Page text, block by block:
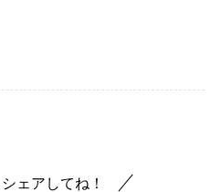
ェアしてね！